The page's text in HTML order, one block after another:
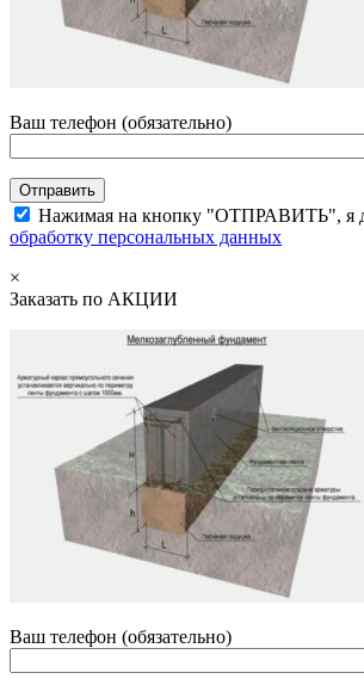
Ваш телефон (обязательно)
Нажимая на кнопку "ОТПРАВИТЬ", я
обработку персональных данных
×
Заказать по АКЦИИ
Ваш телефон (обязательно)